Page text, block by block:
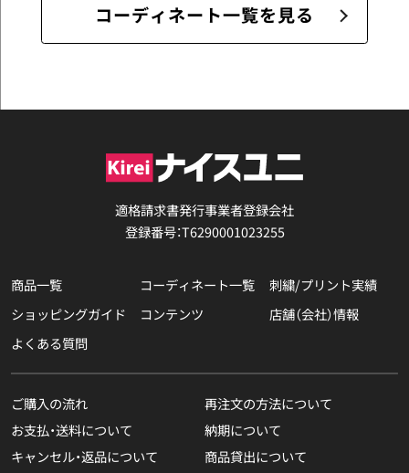
コーディネート一覧を見る
適格請求書発行事業者登録会社
登録番号：T6290001023255
商品一覧 コーディネート一覧
刺繍/プリント実績
ショッピングガイド
コンテンツ
店舗（会社）情報
よくある質問
ご購入の流れ
再注文の方法について
お支払・送料について
納期について
キャンセル・返品について
商品貸出について